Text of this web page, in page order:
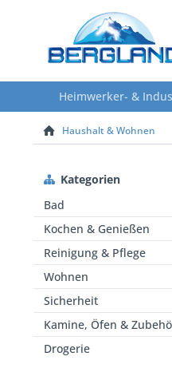
Heimwerker- &
Haushalt & Wohnen
Kategorien
Bad
Kochen & Genießen
Reinigung & Pflege
Wohnen
Sicherheit
Kamine, Öfen &
Drogerie